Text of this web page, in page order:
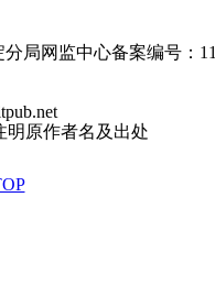
局网监中心备案编号：
明原作者名及出处